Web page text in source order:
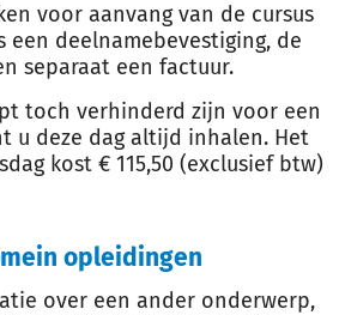
voor aanvang van de cursus
een deelnamebevestiging, de
separaat een factuur.
toch verhinderd zijn voor een
u deze dag altijd inhalen. Het
kost € 115,50 (exclusief btw)
opleidingen
over een ander onderwerp,